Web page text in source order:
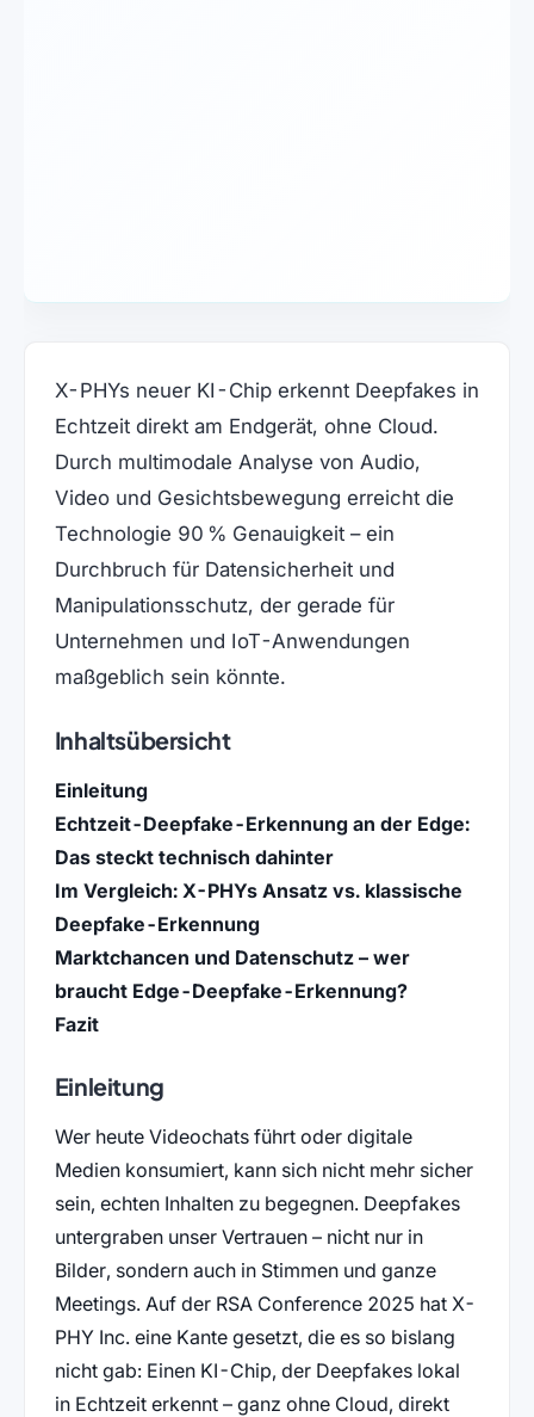
X-PHYs neuer KI-Chip erkennt Deepfakes in
Echtzeit direkt am Endgerät, ohne Cloud.
Durch multimodale Analyse von Audio,
Video und Gesichtsbewegung erreicht die
Technologie 90 % Genauigkeit – ein
Durchbruch für Datensicherheit und
Manipulationsschutz, der gerade für
Unternehmen und IoT-Anwendungen
maßgeblich sein könnte.
Inhaltsübersicht
Einleitung
Echtzeit-Deepfake-Erkennung an der Edge:
Das steckt technisch dahinter
Im Vergleich: X-PHYs Ansatz vs. klassische
Deepfake-Erkennung
Marktchancen und Datenschutz – wer
braucht Edge-Deepfake-Erkennung?
Fazit
Einleitung
Wer heute Videochats führt oder digitale
Medien konsumiert, kann sich nicht mehr sicher
sein, echten Inhalten zu begegnen. Deepfakes
untergraben unser Vertrauen – nicht nur in
Bilder, sondern auch in Stimmen und ganze
Meetings. Auf der RSA Conference 2025 hat X-
PHY Inc. eine Kante gesetzt, die es so bislang
nicht gab: Einen KI-Chip, der Deepfakes lokal
in Echtzeit erkennt – ganz ohne Cloud, direkt